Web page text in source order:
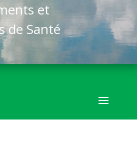
et
de Santé